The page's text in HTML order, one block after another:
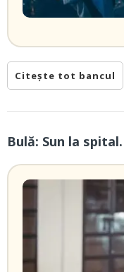
Citește tot bancul
Bulă: Sun la